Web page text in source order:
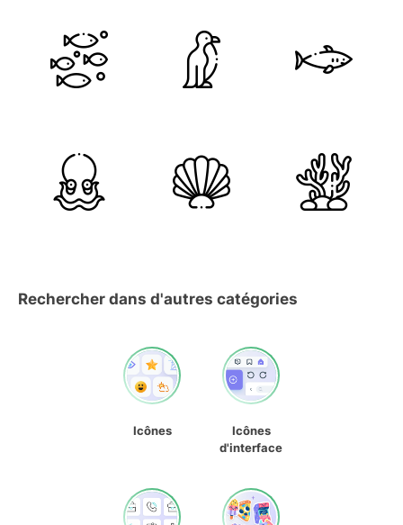
Rechercher dans d'autres catégories
Icônes
Icônes
d'interface